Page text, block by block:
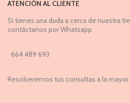
ATENCIÓN AL CLIENTE
Si tienes una duda a cerca de nuestra
contáctanos por Whatsapp
664 489 693
Resolveremos tus consultas a la